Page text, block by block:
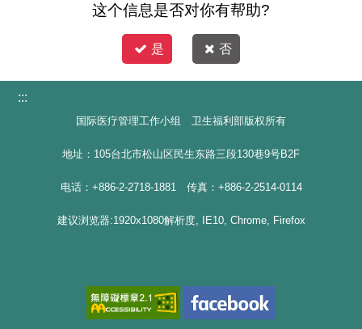
这个信息是否对你有帮助?
是 否
:::
国际医疗管理工作小组 卫生福利部版权所有
地址：105台北市松山区民生东路三段130巷9号B2F
电话：+886-2-2718-1881 传真：+886-2-2514-0114
建议浏览器:1920x1080解析度, IE10, Chrome, Firefox